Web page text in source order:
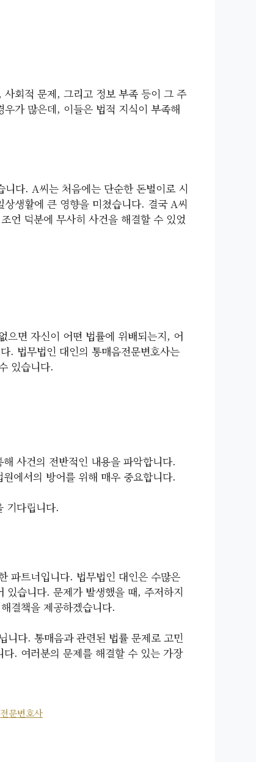
회적 문제, 그리고 정보 부족 등이 그 주
가 많은데, 이들은 법적 지식이 부족해
다. A씨는 처음에는 단순한 돈벌이로 시
생활에 큰 영향을 미쳤습니다. 결국 A씨
언 덕분에 무사히 사건을 해결할 수 있었
으면 자신이 어떤 법률에 위배되는지, 어
. 법무법인 대인의 통매음전문변호사는
있습니다.
사건의 전반적인 내용을 파악합니다.
에서의 방어를 위해 매우 중요합니다.
기다립니다.
파트너입니다. 법무법인 대인은 수많은
있습니다. 문제가 발생했을 때, 주저하지
결책을 제공하겠습니다.
니다. 통매음과 관련된 법률 문제로 고민
. 여러분의 문제를 해결할 수 있는 가장
문변호사